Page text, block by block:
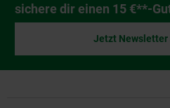
sichere dir einen 15 €**-
Jetzt Newsletter